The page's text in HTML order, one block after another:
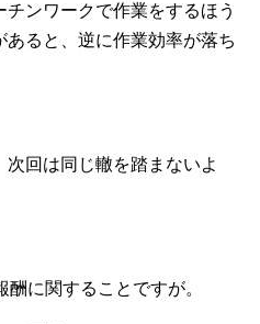
ンワークで作業をするほう
ると、逆に作業効率が落ち
回は同じ轍を踏まないよ
に関することですが。